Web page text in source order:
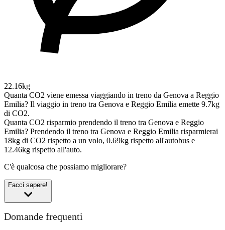
22.16kg
Quanta CO2 viene emessa viaggiando in treno da Genova a Reggio
Emilia? Il viaggio in treno tra Genova e Reggio Emilia emette 9.7kg
di CO2.
Quanta CO2 risparmio prendendo il treno tra Genova e Reggio
Emilia? Prendendo il treno tra Genova e Reggio Emilia risparmierai
18kg di CO2 rispetto a un volo, 0.69kg rispetto all'autobus e
12.46kg rispetto all'auto.
C'è qualcosa che possiamo migliorare?
Facci sapere!
Domande frequenti